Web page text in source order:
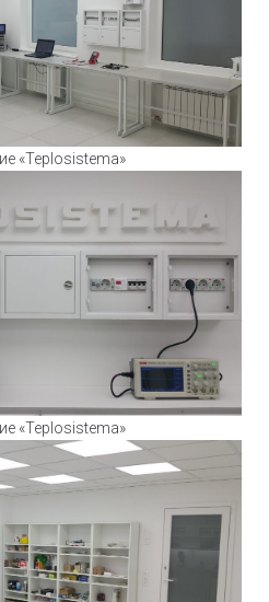
«Teplosistema»
«Teplosistema»